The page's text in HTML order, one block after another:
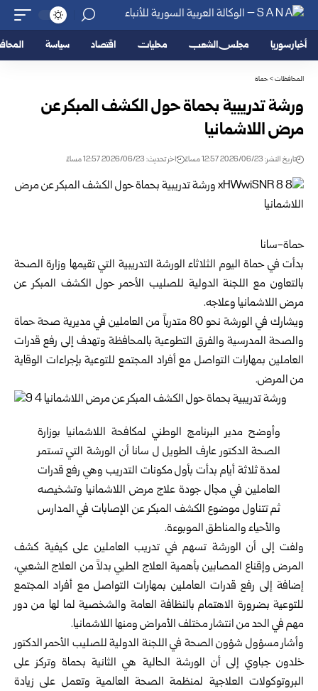
أخبار سوريا مجلس الشعب محليات اقتصاد سياسة
المحافظات>حماة
ورشة تدريبية بحماة حول الكشف المبكر عن
مرض اللاشمانيا
تاريخ النشر: 2026/06/23 12:57 مساءً اخر تحديث: 2026/06/23 12:57 مساءً
حماة-سانا ‏
بدأت فيحماةاليوم الثلاثاء الورشة التدريبية التي تقيمها وزارة الصحة
بالتعاون مع ‏اللجنة الدولية للصليب الأحمر حول الكشف المبكر عن
مرض اللاشمانيا وعلاجه.‏
ويشارك في الورشة نحو 80 متدرباً من العاملين في مديرية صحة حماة
والصحة ‏المدرسية والفرق التطوعية بالمحافظة وتهدف إلى رفع قدرات
العاملين بمهارات ‏التواصل مع أفراد المجتمع للتوعية بإجراءات الوقاية
من المرض.‏
وأوضح مدير البرنامج الوطني لمكافحة اللاشمانيا بوزارة
الصحة الدكتور عارف الطويل ‏ل سانا أن الورشة التي تستمر
لمدة ثلاثة أيام بدأت بأول مكونات التدريب وهي رفع ‏قدرات
العاملين في مجال جودة علاج مرض اللاشمانيا وتشخيصه
ثم تتناول موضوع ‏الكشف المبكر عن الإصابات في المدارس
والأحياء والمناطق الموبوءة.‏
ولفت إلى أن الورشة تسهم في تدريب العاملين على كيفية كشف
المرض وإقناع ‏المصابين بأهمية العلاج الطبي بدلاً من العلاج الشعبي،
إضافة إلى رفع قدرات العاملين ‏بمهارات التواصل مع أفراد المجتمع
للتوعية بضرورة الاهتمام بالنظافة العامة ‏والشخصية لما لها من دور
مهم في الحد من انتشار مختلف الأمراض ومنها اللاشمانيا.‏
وأشار مسؤول شؤون الصحة في اللجنة الدولية للصليب الأحمر الدكتور
خلدون جباوي ‏إلى أن الورشة الحالية هي الثانية بحماة وتركز على
البروتوكولات العلاجية لمنظمة ‏الصحة العالمية وتعمل على زيادة